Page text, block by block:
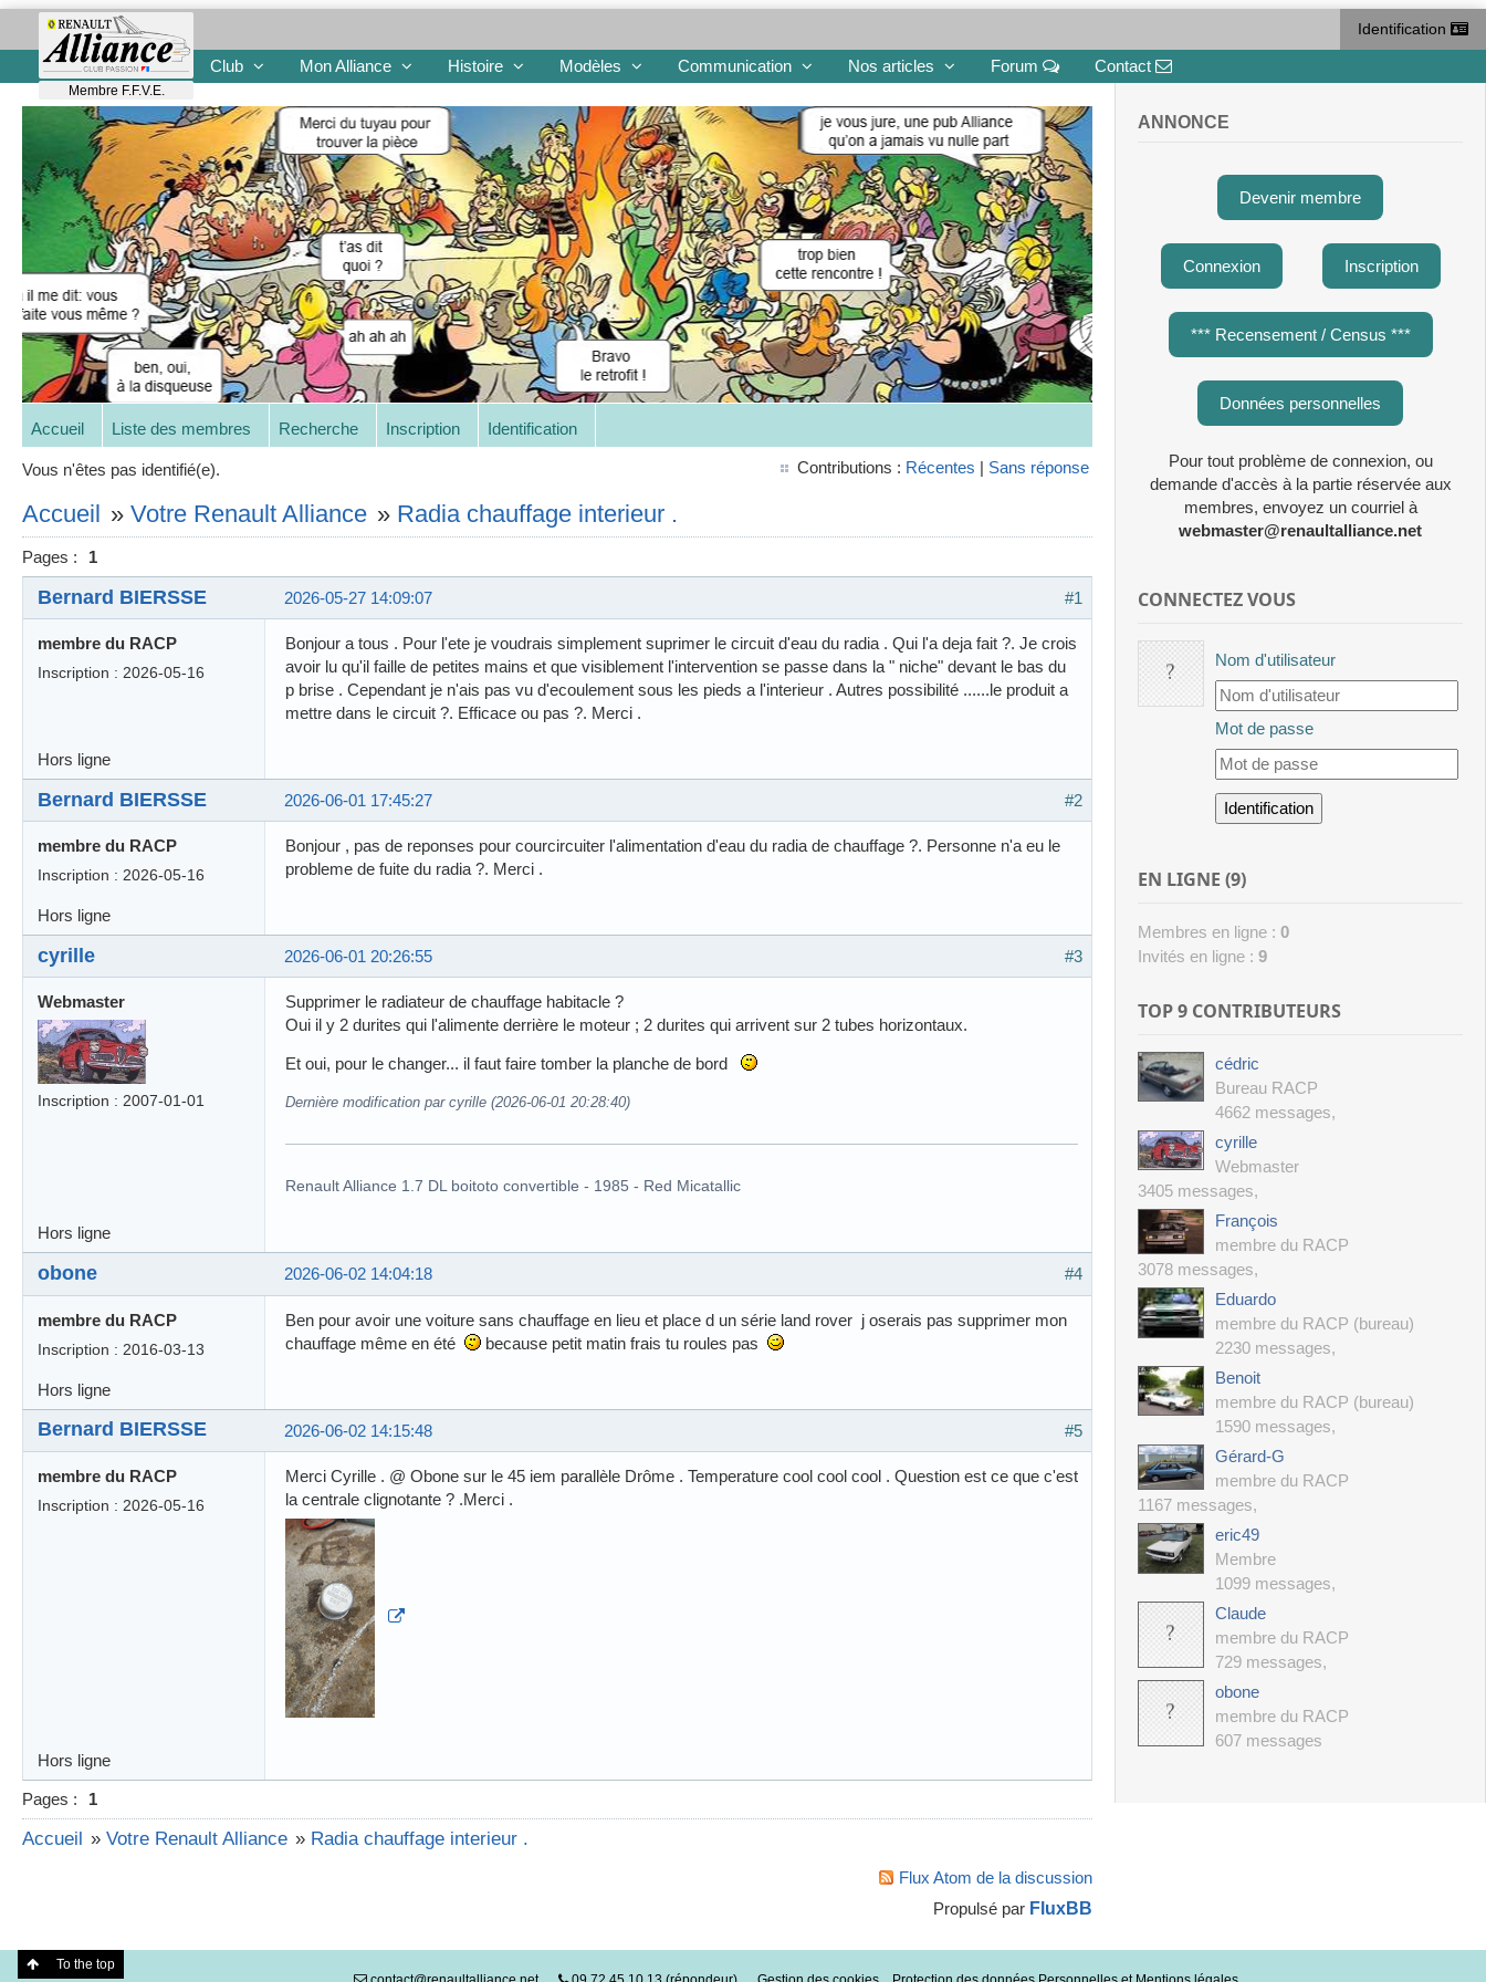
Membre F.F.V.E.
Identification
Club Mon Alliance Histoire Modèles Communication Nos articles Forum Contact
Accueil Liste des membres Recherche Inscription Identification
Vous n'êtes pas identifié(e). Contributions : Récentes | Sans réponse
Accueil » Votre Renault Alliance » Radia chauffage interieur .
Pages : 1
#1
2026-05-27 14:09:07
Bernard BIERSSE
membre du RACP
Inscription : 2026-05-16
Bonjour a tous . Pour l'ete je voudrais simplement suprimer le circuit d'eau du radia . Qui l'a deja fait ?. Je crois
avoir lu qu'il faille de petites mains et que visiblement l'intervention se passe dans la " niche" devant le bas du
p brise . Cependant je n'ais pas vu d'ecoulement sous les pieds a l'interieur . Autres possibilité ......le produit a
mettre dans le circuit ?. Efficace ou pas ?. Merci .
Hors ligne
#2
2026-06-01 17:45:27
Bernard BIERSSE
membre du RACP
Inscription : 2026-05-16
Bonjour , pas de reponses pour courcircuiter l'alimentation d'eau du radia de chauffage ?. Personne n'a eu le
probleme de fuite du radia ?. Merci .
Hors ligne
#3
2026-06-01 20:26:55
cyrille
Webmaster
Inscription : 2007-01-01
Supprimer le radiateur de chauffage habitacle ?
Oui il y 2 durites qui l'alimente derrière le moteur ; 2 durites qui arrivent sur 2 tubes horizontaux.
Et oui, pour le changer... il faut faire tomber la planche de bord
Dernière modification par cyrille (2026-06-01 20:28:40)
Renault Alliance 1.7 DL boitoto convertible - 1985 - Red Micatallic
Hors ligne
#4
2026-06-02 14:04:18
obone
membre du RACP
Inscription : 2016-03-13
Ben pour avoir une voiture sans chauffage en lieu et place d un série land rover j oserais pas supprimer mon
chauffage même en été
because petit matin frais tu roules pas
Hors ligne
#5
2026-06-02 14:15:48
Bernard BIERSSE
membre du RACP
Inscription : 2026-05-16
Merci Cyrille . @ Obone sur le 45 iem parallèle Drôme . Temperature cool cool cool . Question est ce que c'est
la centrale clignotante ? .Merci .
Hors ligne
Pages : 1
Accueil » Votre Renault Alliance » Radia chauffage interieur .
Flux Atom de la discussion
Propulsé par FluxBB
ANNONCE
Devenir membre
Connexion Inscription
*** Recensement / Census ***
Données personnelles
Pour tout problème de connexion, ou
demande d'accès à la partie réservée aux
membres, envoyez un courriel à
webmaster@renaultalliance.net
CONNECTEZ VOUS
Nom d'utilisateur
Mot de passe
EN LIGNE (9)
Membres en ligne : 0
Invités en ligne : 9
TOP 9 CONTRIBUTEURS
cédric
Bureau RACP
4662 messages,
cyrille
Webmaster
3405 messages,
François
membre du RACP
3078 messages,
Eduardo
membre du RACP (bureau)
2230 messages,
Benoit
membre du RACP (bureau)
1590 messages,
Gérard-G
membre du RACP
1167 messages,
eric49
Membre
1099 messages,
Claude
membre du RACP
729 messages,
obone
membre du RACP
607 messages
To the top